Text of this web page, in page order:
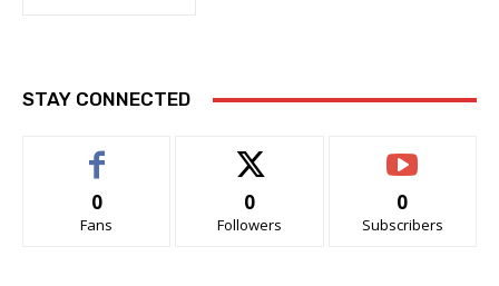
STAY CONNECTED
0
Fans
0
Followers
0
Subscribers